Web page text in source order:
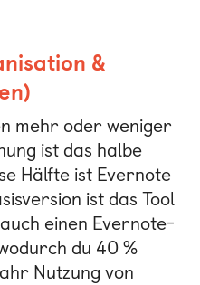
&
mehr oder weniger
ist das halbe
Hälfte ist Evernote
ist das Tool
einen Evernote-
du 40 %
Nutzung von